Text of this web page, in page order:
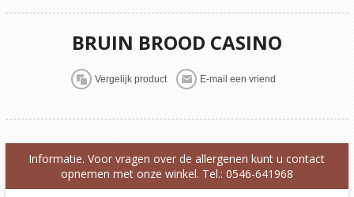
BRUIN BROOD CASINO
Informatie. Voor vragen over de allergenen kunt u contact
opnemen met onze winkel. Tel.: 0546-641968